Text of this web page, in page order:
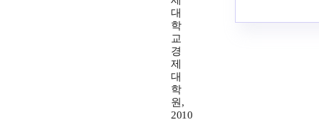
대
학
교
경
제
대
학
원,
2010